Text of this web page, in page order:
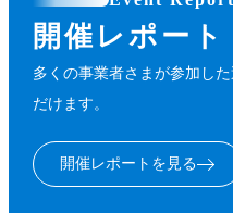
開催レポート
多くの事業者さまが参加し
だけます。
開催レポートを見る